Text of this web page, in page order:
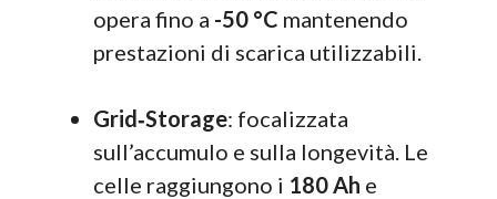
opera fino a -50 °C mantenendo
prestazioni di scarica utilizzabili.
Grid‑Storage: focalizzata
sull’accumulo e sulla longevità. Le
celle raggiungono i 180 Ah e